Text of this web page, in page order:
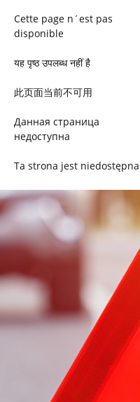
Cette page n´est pas
disponible
यह पृष्ठ उपलब्ध नहीं है
此页面当前不可用
Данная страница
недоступна
Ta strona jest niedostępna
Trang này không có
Esta página não está
disponível
このページは現在利用できま
せん
Pagina non disponibile
هذه الصفحة غير متوفرة